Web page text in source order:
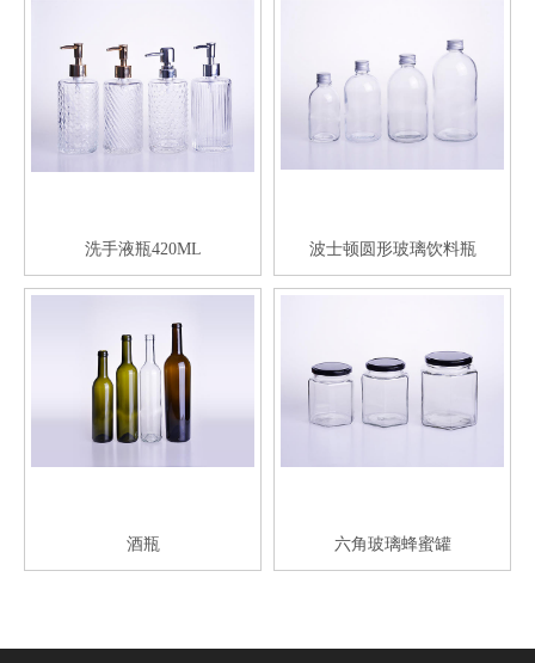
洗手液瓶420ML 波士顿圆形玻璃饮料瓶
酒瓶 六角玻璃蜂蜜罐